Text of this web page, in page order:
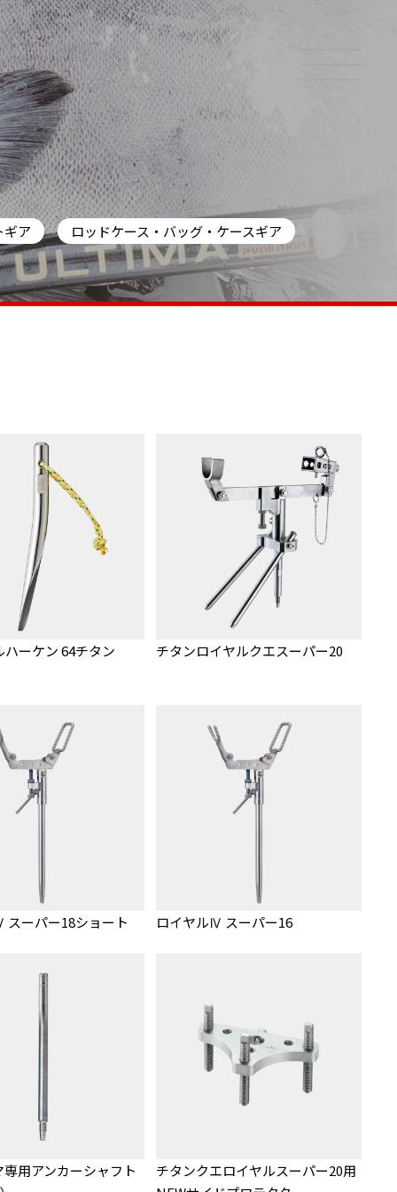
ギア
ロッドケース・バッグ・ケースギア
ハーケン 64チタン チタンロイヤルクエスーパー20
スーパー18ショート ロイヤルⅣ スーパー16
専用アンカーシャフト
チタンクエロイヤルスーパー20用